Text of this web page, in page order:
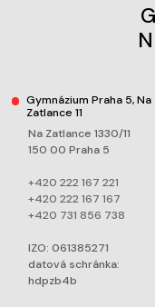
Gymnázium Praha 5, Na
Zatlance 11
Na Zatlance 1330/11
150 00 Praha 5
+420 222 167 221
+420 222 167 167
+420 731 856 738
IZO: 061385271
datová schránka:
hdpzb4b